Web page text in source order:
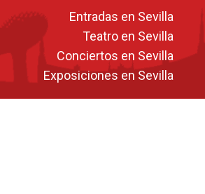
Entradas en Sevilla
Teatro en Sevilla
Conciertos en Sevilla
Exposiciones en Sevilla